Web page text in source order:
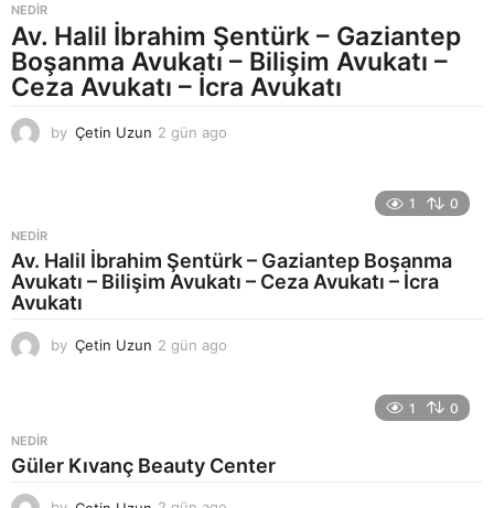
a
g
NEDIR
Av. Halil İbrahim Şentürk – Gaziantep
Boşanma Avukatı – Bilişim Avukatı –
Ceza Avukatı – İcra Avukatı
by Çetin Uzun 2 gün ago
o
1 0
NEDIR
Av. Halil İbrahim Şentürk – Gaziantep Boşanma
Avukatı – Bilişim Avukatı – Ceza Avukatı – İcra
Avukatı
by Çetin Uzun 2 gün ago
o
1 0
NEDIR
Güler Kıvanç Beauty Center